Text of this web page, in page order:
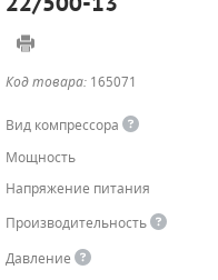
Код товара: 165071
Вид компрессора
Мощность
Напряжение питания
Производительность
Давление
САДОВАЯ ТЕХНИКА
ЧИЛЛЕРЫ
КАНАЛИЗАЦИОННЫЕ НАСОСЫ
БЕНЗИНОВЫЕ МОТОПОМПЫ
ТАЛИ И ТЕЛЬФЕРЫ
ОСВЕТИТЕЛЬНЫЕ МАЧТЫ
КОНТРОЛЛЕРЫ (БЛОКИ
ПРЕДОХРАНИТЕЛЬНЫЕ
ОБРАТНЫЕ КЛАПАНЫ